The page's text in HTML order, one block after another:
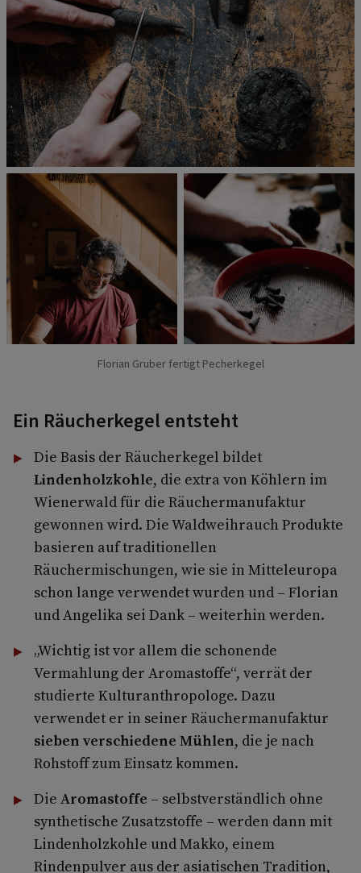
Florian Gruber fertigt Pecherkegel
Ein Räucherkegel entsteht
Die Basis der Räucherkegel bildet
Lindenholzkohle, die extra von Köhlern im
Wienerwald für die Räuchermanufaktur
gewonnen wird. Die Waldweihrauch Produkte
basieren auf traditionellen
Räuchermischungen, wie sie in Mitteleuropa
schon lange verwendet wurden und – Florian
und Angelika sei Dank – weiterhin werden.
„Wichtig ist vor allem die schonende
Vermahlung der Aromastoffe“, verrät der
studierte Kulturanthropologe. Dazu
verwendet er in seiner Räuchermanufaktur
sieben verschiedene Mühlen, die je nach
Rohstoff zum Einsatz kommen.
Die Aromastoffe – selbstverständlich ohne
synthetische Zusatzstoffe – werden dann mit
Lindenholzkohle und Makko, einem
Rindenpulver aus der asiatischen Tradition,